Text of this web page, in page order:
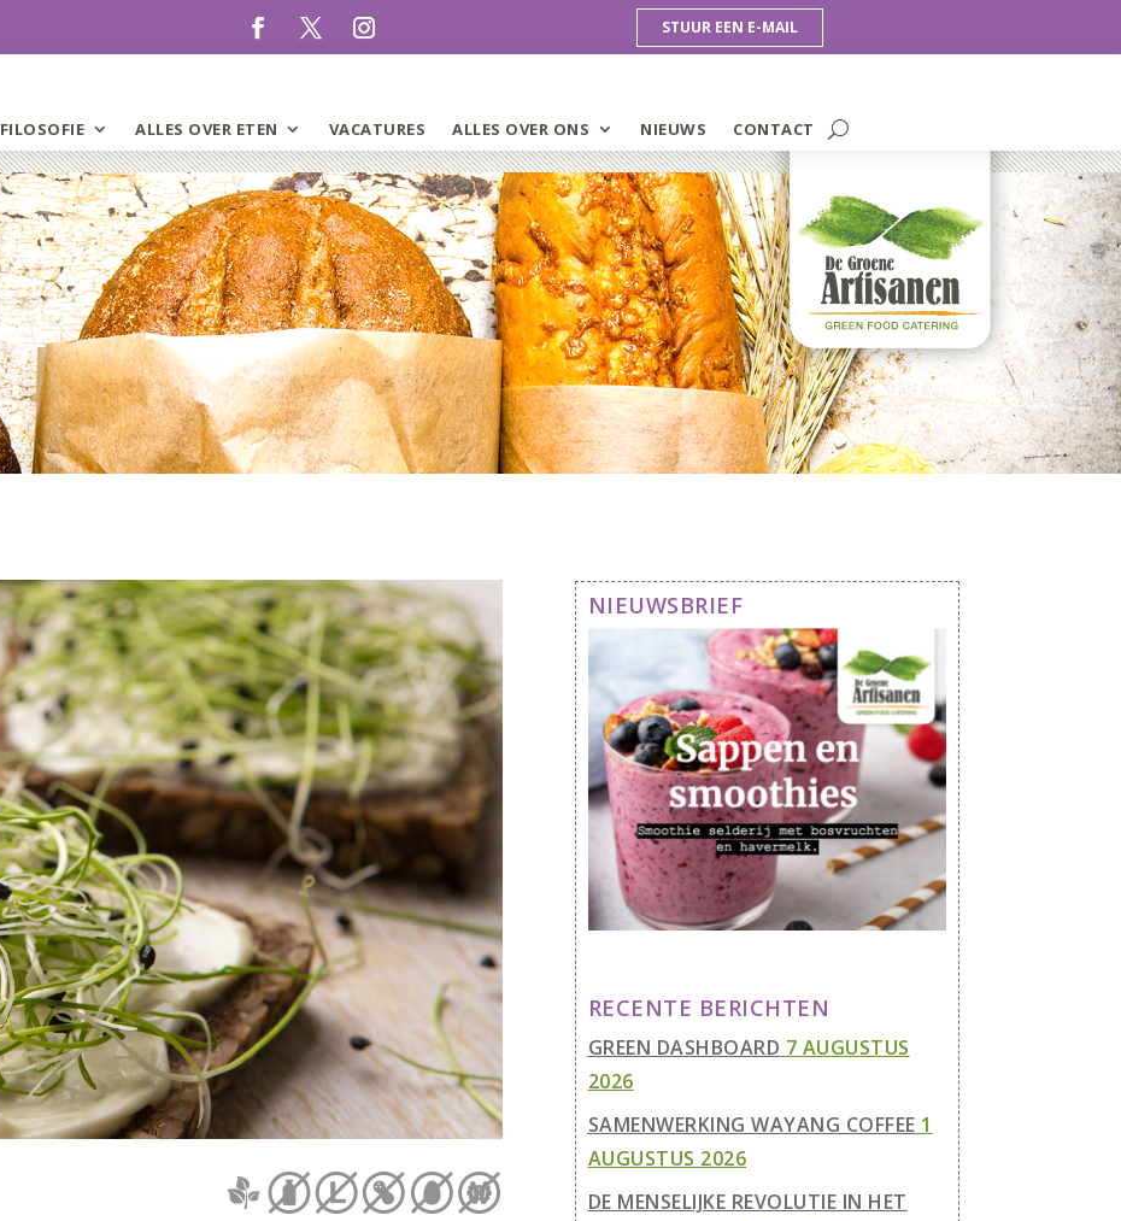
STUUR EEN E-MAIL
FILOSOFIE ALLES OVER ETEN VACATURES ALLES OVER ONS NIEUWS CONTACT
NIEUWSBRIEF
RECENTE BERICHTEN
GREEN DASHBOARD 7 AUGUSTUS
2026
SAMENWERKING WAYANG COFFEE 1
AUGUSTUS 2026
DE MENSELIJKE REVOLUTIE IN HET